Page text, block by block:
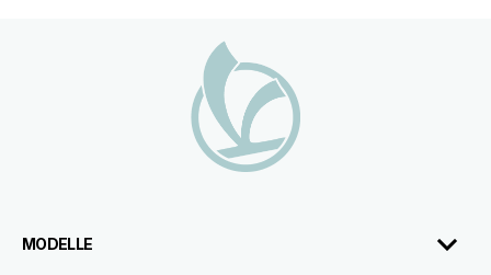
MODELLE